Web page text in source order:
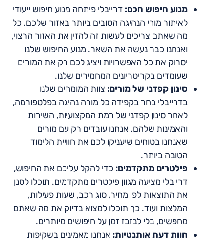
מנוע חיפוש חכם: דרייבלי פיתחה מנוע חיפוש ייעודי
לאיתור מורי הנהיגה הטובים ביותר באזור שלכם. כל
מה שאתם צריכים לעשות זה להזין את האזור הרצוי,
ואנחנו כבר נעשה את השאר. מנוע החיפוש שלנו
יסרוק את כל האפשרויות ויציג לכם רק את המורים
שעומדים בקריטריונים המחמירים שלנו.
סינון קפדני של מורים: צוות המומחים שלנו
בדרייבלי בחר בקפידה כל מורה נהיגה בפלטפורמה,
לאחר סינון קפדני של רמת המקצועיות, השירות
והאמינות שלהם. אנחנו עובדים רק עם מורים
שאנחנו בטוחים שיעניקו לכם את חוויית הלימוד
הטובה ביותר.
פילטרים מתקדמים: כדי להקל עליכם את החיפוש,
דרייבלי מציעה מגוון פילטרים מתקדמים. תוכלו לסנן
את התוצאות לפי מחיר, סוג רכב, שעות פעילות,
המלצות ועוד. כך תוכלו למצוא בדיוק את מה שאתם
מחפשים, בלי לבזבז זמן על חיפושים מיותרים.
חוות דעת אותנטיות: אנחנו מאמינים בשקיפות